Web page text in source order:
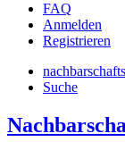
FAQ
Anmelden
Registrieren
Suche